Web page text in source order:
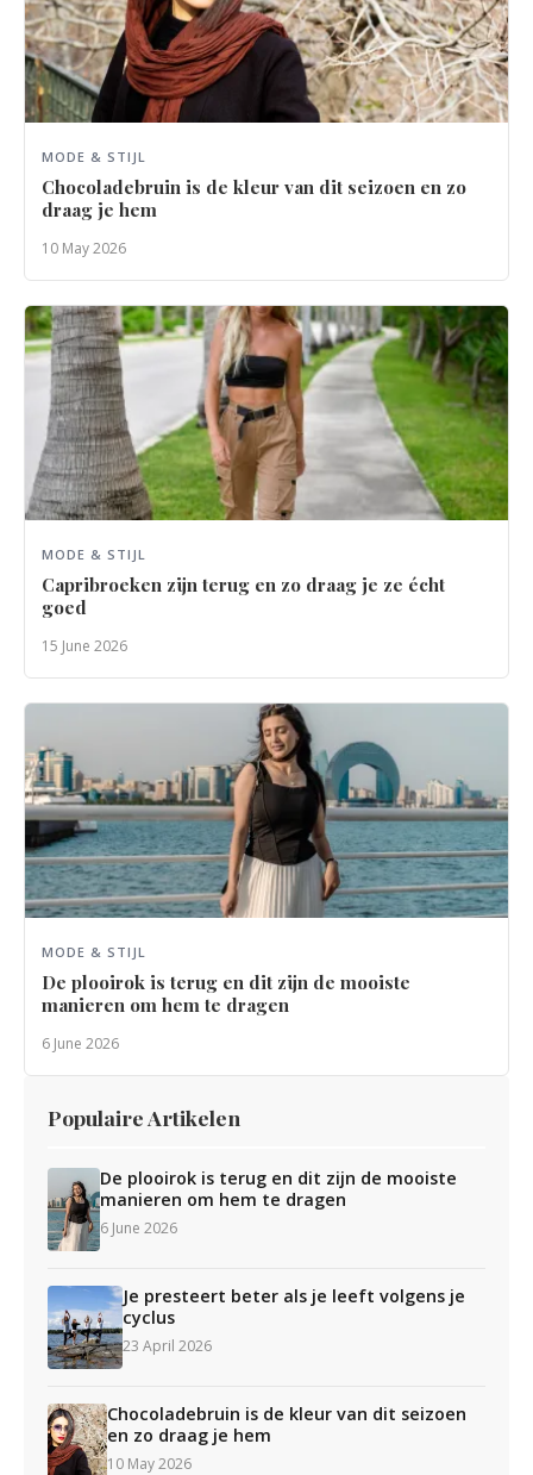
MODE & STIJL
Chocoladebruin is de kleur van dit seizoen en zo
draag je hem
10 May 2026
MODE & STIJL
Capribroeken zijn terug en zo draag je ze écht
goed
15 June 2026
MODE & STIJL
De plooirok is terug en dit zijn de mooiste
manieren om hem te dragen
6 June 2026
Populaire Artikelen
De plooirok is terug en dit zijn de mooiste
manieren om hem te dragen
6 June 2026
Je presteert beter als je leeft volgens je
cyclus
23 April 2026
Chocoladebruin is de kleur van dit seizoen
en zo draag je hem
10 May 2026